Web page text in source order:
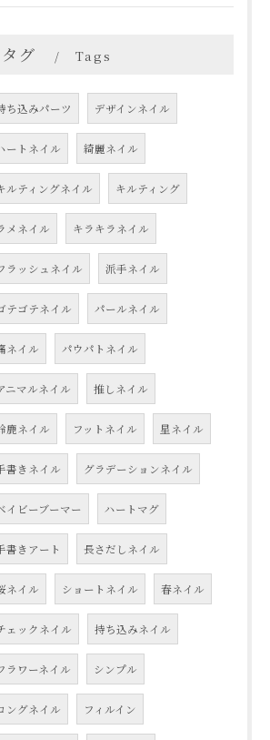
タグ Tags
ち込みパーツ デザインネイル
ートネイル 綺麗ネイル
ルティングネイル キルティング
メネイル キラキラネイル
ラッシュネイル 派手ネイル
テゴテネイル パールネイル
ネイル パウパトネイル
ニマルネイル 推しネイル
鹿ネイル フットネイル 星ネイル
書きネイル グラデーションネイル
イビーブーマー ハートマグ
書きアート 長さだしネイル
ネイル ショートネイル 春ネイル
ェックネイル 持ち込みネイル
ラワーネイル シンプル
ングネイル フィルイン